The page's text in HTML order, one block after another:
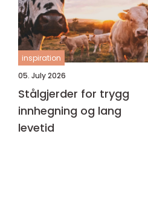
inspiration
05. July 2026
Stålgjerder for trygg
innhegning og lang
levetid